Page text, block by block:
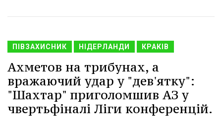
ПІВЗАХИСНИК НІДЕРЛАНДИ КРАКІВ
Ахметов на трибунах, а
вражаючий удар у "дев'ятку":
"Шахтар" приголомшив АЗ у
чвертьфіналі Ліги конференцій.